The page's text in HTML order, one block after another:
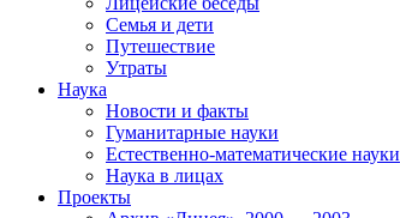
Семья и дети
Путешествие
Утраты
Наука
Новости и факты
Гуманитарные науки
Естественно-математические науки
Наука в лицах
Проекты